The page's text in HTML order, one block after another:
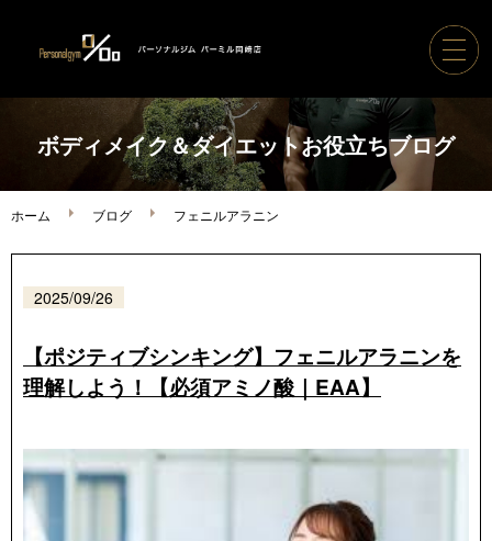
ホーム
パーソナルジムパーミル
コース案内・料金
ボディメイク実績
ご利用の流れ
店舗紹介 / アクセス
ボディメイク＆ダイエットお役立ちブログ
ホーム ブログ フェニルアラニン
2025/09/26
【ポジティブシンキング】フェニルアラニンを
理解しよう！【必須アミノ酸｜EAA】